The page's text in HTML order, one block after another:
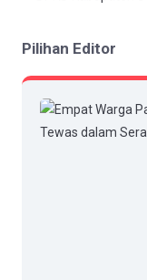
Pilihan Editor